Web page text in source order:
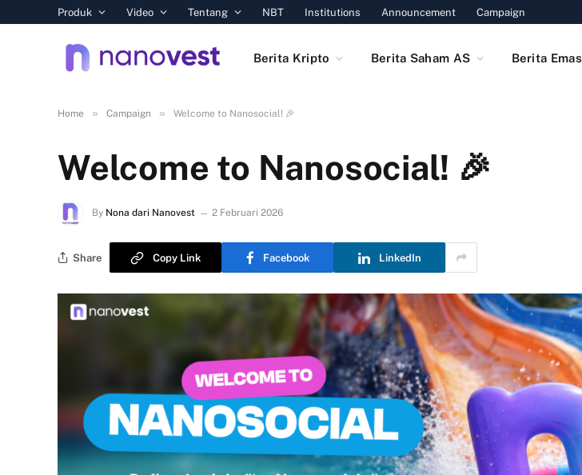
Produk Video Tentang NBT Institutions Announcement Campaign
Berita Kripto Berita Saham AS Berita Emas
Home » Campaign » Welcome to Nanosocial! 🎉
Welcome to Nanosocial! 🎉
By Nona dari Nanovest 2 Februari 2026
Share Copy Link Facebook LinkedIn